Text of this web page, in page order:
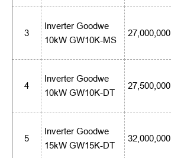
3
Inverter Goodwe
10kW GW10K-MS
27,000,000
4
Inverter Goodwe
10kW GW10K-DT
27,500,000
5
Inverter Goodwe
15kW GW15K-DT
32,000,000